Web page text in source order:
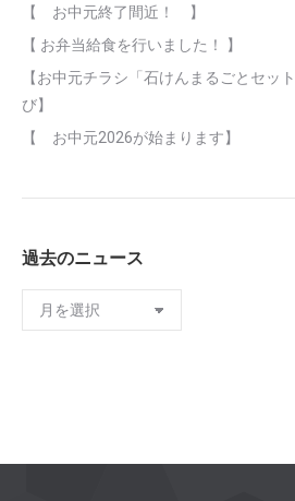
【 お中元終了間近！ 】
【 お弁当給食を行いました！ 】
【お中元チラシ「石けんまるごとセッ
び】
【 お中元2026が始まります】
過去のニュース
去
ス